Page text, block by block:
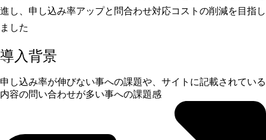
進し、申し込み率アップと問合わせ対応コストの削減を目指し
ました
導入背景
申し込み率が伸びない事への課題や、サイトに記載されている
内容の問い合わせが多い事への課題感